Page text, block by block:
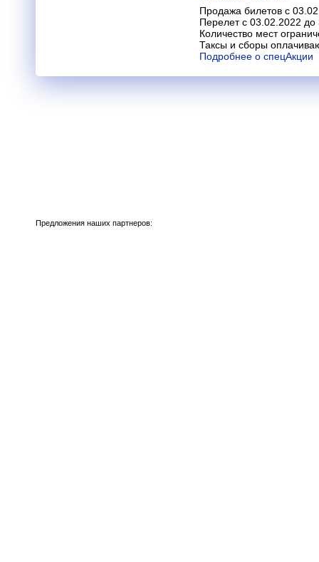
Продажа билетов с
Перелет с 03.02.2022 до
Количество мест
Таксы и сборы
Подробнее о спецАкции
Предложения наших партнеров: